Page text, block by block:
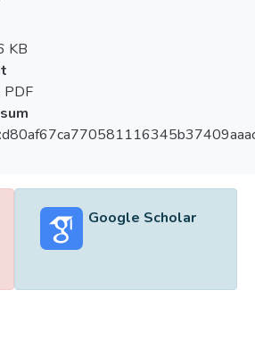
KB
Google Scholar